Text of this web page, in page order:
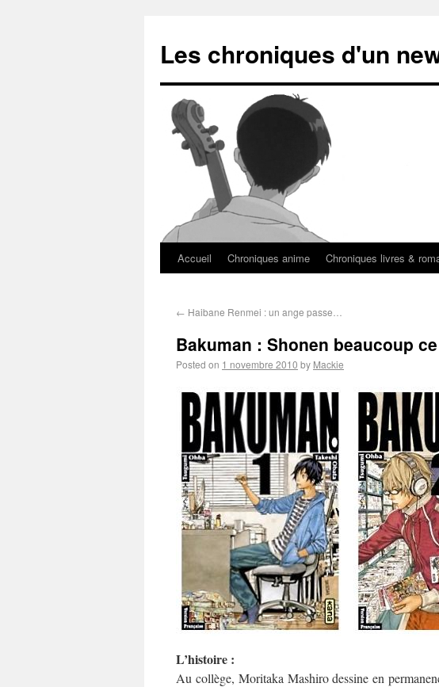
Les chroniques d'un
Accueil Chroniques anime Chroniques livres &
← Haibane Renmei : un ange passe…
Bakuman : Shonen beaucoup
Posted on 1 novembre 2010 by Mackie
L’histoire :
Au collège, Moritaka Mashiro dessine en